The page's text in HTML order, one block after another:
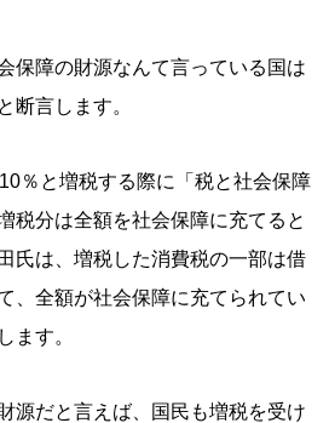
保障の財源なんて言っている国は
断言します。
％と増税する際に「税と社会保障
税分は全額を社会保障に充てると
氏は、増税した消費税の一部は借
、全額が社会保障に充てられてい
ます。
源だと言えば、国民も増税を受け